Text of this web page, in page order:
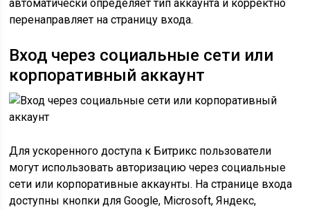
автоматически определяет тип аккаунта и корректно
перенаправляет на страницу входа.
Вход через социальные сети или
корпоративный аккаунт
Для ускоренного доступа к Битрикс пользователи
могут использовать авторизацию через социальные
сети или корпоративные аккаунты. На странице входа
доступны кнопки для Google, Microsoft, Яндекс,